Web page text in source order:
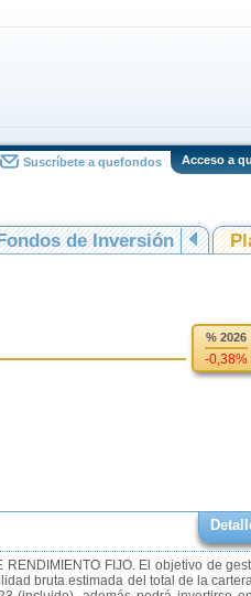
Acceso a
Suscríbete a quefondos
de Inversión
% 2026
-0,38%
FIJO. El objetivo de
bruta estimada del total de la